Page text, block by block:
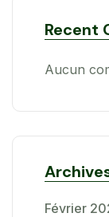
Recent
Aucun
Février